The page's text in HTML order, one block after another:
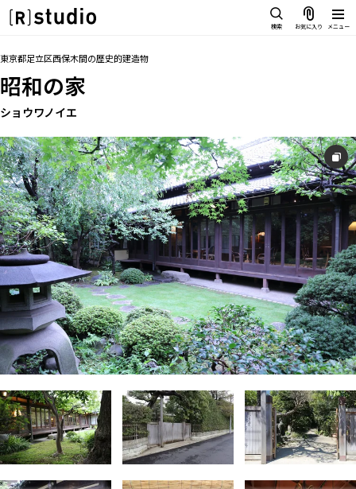
検索 お気に入り メニュー
雰囲気で探したい
SCENE
部屋ごとに写真で見比べたい
VARIATION
ひとつのスタジオであれもこれも
LOCATION
カフェやオフィスなどロケシーンも
SIZE&PRICE
広さと利用料金で探す
ALL FILTER
すべての選択肢からスタジオを探す
スタジオを探す
雰囲気で探したい
SCENE
部屋ごとに写真で見比べたい
VARIATION
ひとつのスタジオであれもこれも
LOCATION
カフェやオフィスなどロケシーンも
SIZE&PRICE
広さと利用料金で探す
ALL FILTER
すべての選択肢からスタジオを探す
スタジオ一覧
マップから探す
お気に入り
特集
[R]studioについて
お知らせ
トップ 料金 設備 オプション
東京都足立区西保木間の歴史的建造物
昭和の家
ショウワノイエ